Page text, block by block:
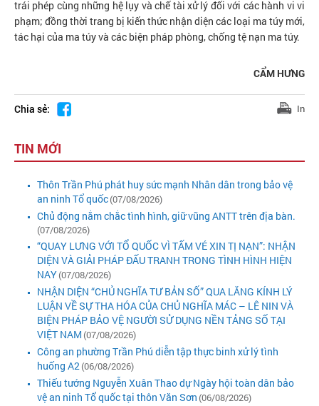
trái phép cùng những hệ lụy và chế tài xử lý đối với các hành vi vi
phạm; đồng thời trang bị kiến thức nhận diện các loại ma túy mới,
tác hại của ma túy và các biện pháp phòng, chống tệ nạn ma túy.
CẨM HƯNG
Chia sẻ: In
TIN MỚI
Thôn Trần Phú phát huy sức mạnh Nhân dân trong bảo vệ
an ninh Tổ quốc(07/08/2026)
Chủ động nắm chắc tình hình, giữ vũng ANTT trên địa bàn.
(07/08/2026)
“QUAY LƯNG VỚI TỔ QUỐC VÌ TẤM VÉ XIN TỊ NẠN”: NHẬN
DIỆN VÀ GIẢI PHÁP ĐẤU TRANH TRONG TÌNH HÌNH HIỆN
NAY(07/08/2026)
NHẬN DIỆN “CHỦ NGHĨA TƯ BẢN SỐ” QUA LĂNG KÍNH LÝ
LUẬN VỀ SỰ THA HÓA CỦA CHỦ NGHĨA MÁC – LÊ NIN VÀ
BIỆN PHÁP BẢO VỆ NGƯỜI SỬ DỤNG NỀN TẢNG SỐ TẠI
VIỆT NAM (07/08/2026)
Công an phường Trần Phú diễn tập thực binh xử lý tình
huống A2 (06/08/2026)
Thiếu tướng Nguyễn Xuân Thao dự Ngày hội toàn dân bảo
vệ an ninh Tổ quốc tại thôn Văn Sơn (06/08/2026)